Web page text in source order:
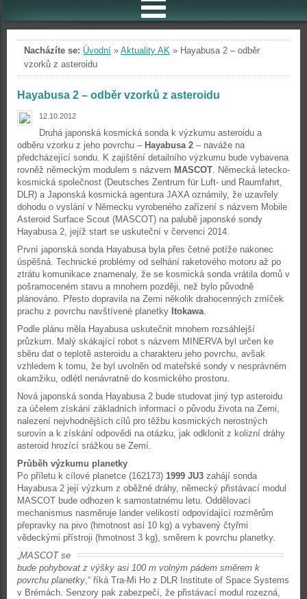
Nacházíte se: Úvodní » Aktuality AK » Hayabusa 2 – odběr
vzorků z asteroidu
Hayabusa 2 – odběr vzorků z asteroidu
12.10.2012
Druhá japonská kosmická sonda k výzkumu asteroidu a
odběru vzorku z jeho povrchu – Hayabusa 2 – naváže na
předcházející sondu. K zajištění detailního výzkumu bude vybavena
rovněž německým modulem s názvem MASCOT. Německá letecko-
kosmická společnost (Deutsches Zentrum für Luft- und Raumfahrt,
DLR) a Japonská kosmická agentura JAXA oznámily, že uzavřely
dohodu o vyslání v Německu vyrobeného zařízení s názvem Mobile
Asteroid Surface Scout (MASCOT) na palubě japonské sondy
Hayabusa 2, jejíž start se uskuteční v červenci 2014.
První japonská sonda Hayabusa byla přes četné potíže nakonec
úspěšná. Technické problémy od selhání raketového motoru až po
ztrátu komunikace znamenaly, že se kosmická sonda vrátila domů v
pošramoceném stavu a mnohem později, než bylo původně
plánováno. Přesto dopravila na Zemi několik drahocenných zrníček
prachu z povrchu navštívené planetky Itokawa.
Podle plánu měla Hayabusa uskutečnit mnohem rozsáhlejší
průzkum. Malý skákající robot s názvem MINERVA byl určen ke
sběru dat o teplotě asteroidu a charakteru jeho povrchu, avšak
vzhledem k tomu, že byl uvolněn od mateřské sondy v nesprávném
okamžiku, odlétl nenávratně do kosmického prostoru.
Nová japonská sonda Hayabusa 2 bude studovat jiný typ asteroidu
za účelem získání základních informací o původu života na Zemi,
nalezení nejvhodnějších cílů pro těžbu kosmických nerostných
surovin a k získání odpovědi na otázku, jak odklonit z kolizní dráhy
asteroid hrozící srážkou se Zemí.
Průběh výzkumu planetky
Po příletu k cílové planetce (162173) 1999 JU3 zahájí sonda
Hayabusa 2 její výzkum z oběžné dráhy, německý přistávací modul
MASCOT bude odhozen k samostatnému letu. Oddělovací
mechanismus nasměruje lander velikostí odpovídající rozměrům
přepravky na pivo (hmotnost asi 10 kg) a vybavený čtyřmi
vědeckými přístroji (hmotnost 3 kg), směrem k povrchu planetky.
„MASCOT se
bude pohybovat z výšky asi 100 m volným pádem směrem k
povrchu planetky,“ říká Tra-Mi Ho z DLR Institute of Space Systems
v Brémách. Senzory pak zabezpečí, že přistávací modul rozezná,